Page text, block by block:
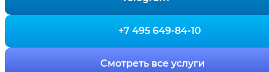
+7 495 649-84-10
Смотреть все услуги